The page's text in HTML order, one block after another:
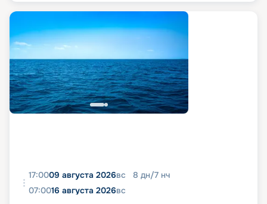
17:0009 августа 2026вс 8 дн/7 нч
07:0016 августа 2026вс